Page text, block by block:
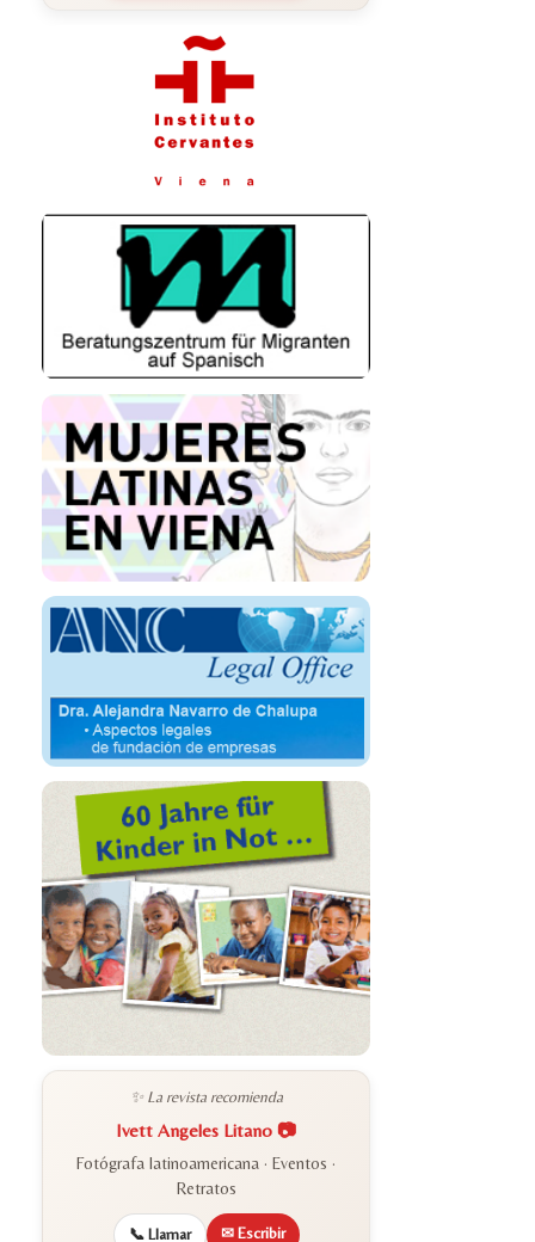
✨ La revista recomienda
Ivett Angeles Litano 📷
Fotógrafa latinoamericana · Eventos ·
Retratos
📞 Llamar ✉ Escribir